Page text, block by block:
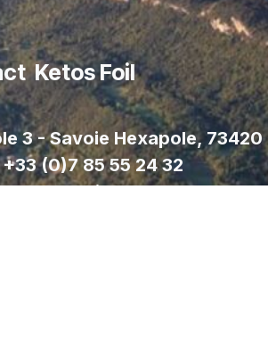
Ketos Foil
3 - Savoie Hexapole, 73420
+33 (0)7 85 55 24 32
foil.com